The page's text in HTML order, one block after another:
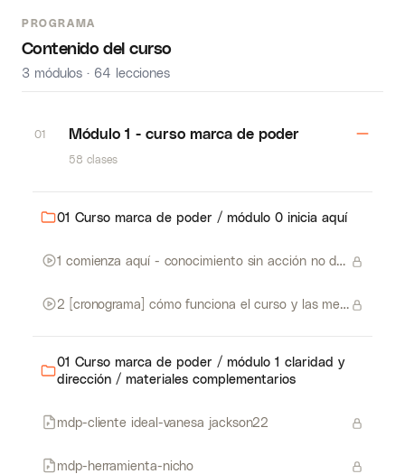
PROGRAMA
Contenido del curso
3 módulos · 64 lecciones
01 Módulo 1 - curso marca de poder
58 clases
01 Curso marca de poder / módulo 0 inicia aquí
1 comienza aquí - conocimiento sin acción no da resultados
2 [cronograma] cómo funciona el curso y las mentorías
01 Curso marca de poder / módulo 1 claridad y
dirección / materiales complementarios
mdp-cliente ideal-vanesa jackson22
mdp-herramienta-nicho